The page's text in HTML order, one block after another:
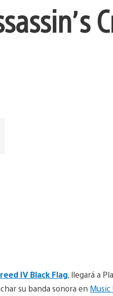
IV Black Flag, llegará a
su banda sonora en